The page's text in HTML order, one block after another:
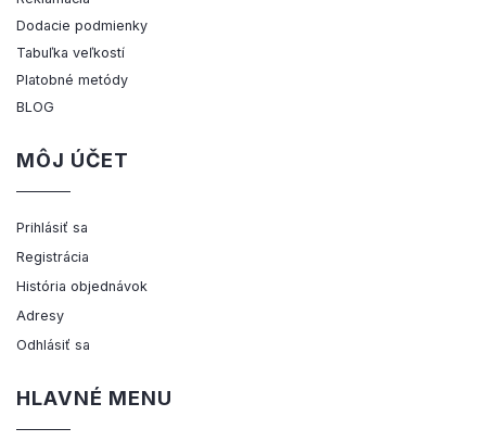
Dodacie podmienky
Tabuľka veľkostí
Platobné metódy
BLOG
MÔJ ÚČET
Prihlásiť sa
Registrácia
História objednávok
Adresy
Odhlásiť sa
HLAVNÉ MENU